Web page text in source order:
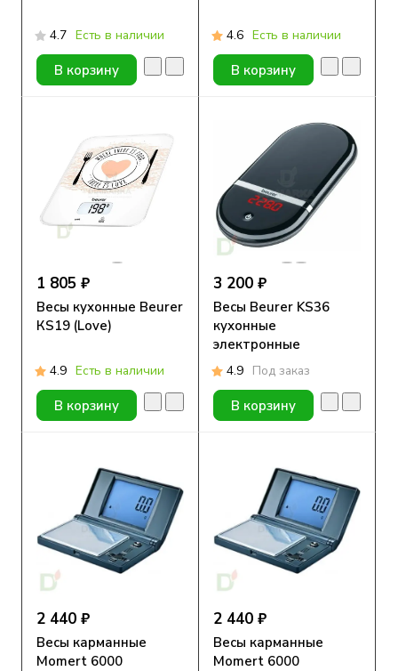
4.7 Есть в наличии
В корзину
4.6 Есть в наличии
В корзину
1 805 ₽
Весы кухонные Beurer
КS19 (Love)
4.9 Есть в наличии
В корзину
3 200 ₽
Весы Beurer KS36
кухонные
электронные
4.9 Под заказ
В корзину
2 440 ₽
Весы карманные
Momert 6000
2 440 ₽
Весы карманные
Momert 6000